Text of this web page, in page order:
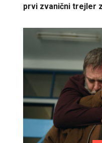
prvi zvanični trejler